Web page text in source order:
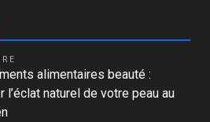
alimentaires beauté :
l’éclat naturel de votre peau au